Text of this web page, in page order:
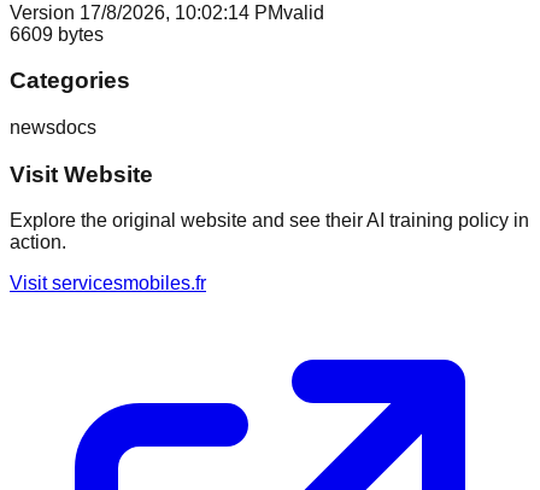
Version 17/8/2026, 10:02:14 PMvalid
6609 bytes
Categories
newsdocs
Visit Website
Explore the original website and see their AI training policy in
action.
Visitservicesmobiles.fr